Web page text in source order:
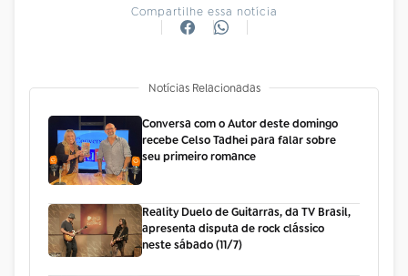
Compartilhe essa notícia
Notícias Relacionadas
Conversa com o Autor deste domingo
recebe Celso Tadhei para falar sobre
seu primeiro romance
Reality Duelo de Guitarras, da TV Brasil,
apresenta disputa de rock clássico
neste sábado (11/7)